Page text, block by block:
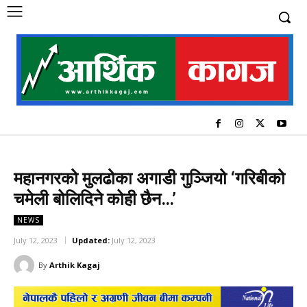
महानगरको मुलढोका अगाडी गुञ्जियो ‘गरिबीको
चमेली बोलिदिने कोही छैन…’
NEWS
July 12, 2023 Updated: July 12, 2023
By Arthik Kagaj